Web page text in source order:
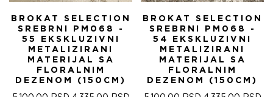
BROKAT SELECTION
SREBRNI PM068 -
55 EKSKLUZIVNI
METALIZIRANI
MATERIJAL SA
FLORALNIM
DEZENOM (150CM)
BROKAT SELECTION
SREBRNI PM068 -
54 EKSKLUZIVNI
METALIZIRANI
MATERIJAL SA
FLORALNIM
DEZENOM (150CM)